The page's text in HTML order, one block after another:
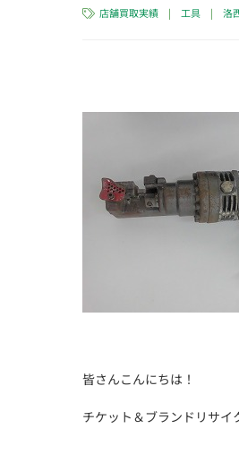
店舗買取実績 | 工具 |洛
皆さんこんにちは！
チケット＆ブランドリサイ